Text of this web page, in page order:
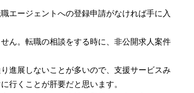
エージェントへの登録申請がなければ手に入
ん。転職の相談をする時に、非公開求人案件
進展しないことが多いので、支援サービスみ
行くことが肝要だと思います。